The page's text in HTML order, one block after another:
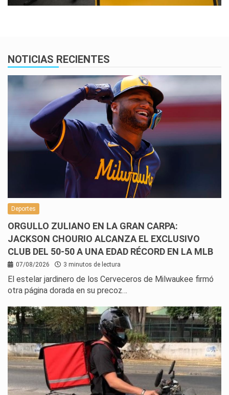
NOTICIAS RECIENTES
Deportes
ORGULLO ZULIANO EN LA GRAN CARPA:
JACKSON CHOURIO ALCANZA EL EXCLUSIVO
CLUB DEL 50-50 A UNA EDAD RÉCORD EN LA MLB
07/08/2026 3 minutos de lectura
El estelar jardinero de los Cerveceros de Milwaukee firmó
otra página dorada en su precoz…